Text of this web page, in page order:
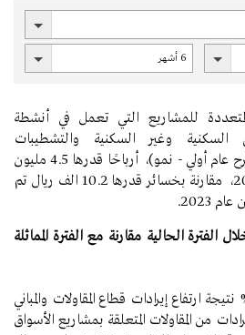
للمشاريع التي تعمل في أنشطة
السكنية وغير السكنية والتشطيبات
عام أولي - نمو)،
أرباحًا قدرها 4.5 مليون
ريال بنهاية النصف الأول 2024، مقارنة بخسائر قدرها 10.2 الف ريال تم
2023.
الحالية مقارنة مع الفترة المماثلة
الإيرادات بنسبة 28% نتيجة ارتفاع إيرادات قطاع المقاولات والمباني
من المقاولات المتعلقة بمشاريع الأسواق